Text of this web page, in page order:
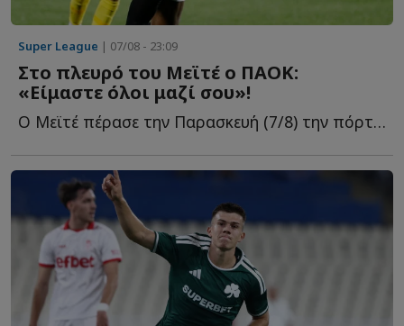
Super League | 07/08 - 23:09
Στο πλευρό του Μεϊτέ ο ΠΑΟΚ:
«Είμαστε όλοι μαζί σου»!
Ο Μεϊτέ πέρασε την Παρασκευή (7/8) την πόρτα του χειρουργείου γ...